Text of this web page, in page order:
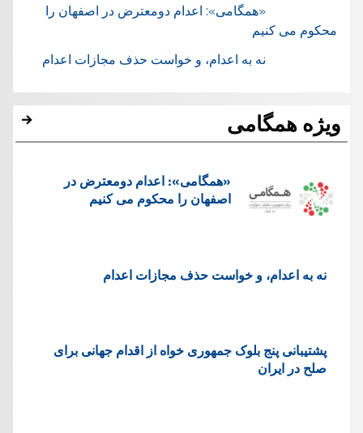
«همگامی»: اعدام دومعترض در اصفهان را
محکوم می کنیم
نه به اعدام، و خواست حذف مجازات اعدام
ویژه همگامی
«همگامی»: اعدام دومعترض در
اصفهان را محکوم می کنیم
نه به اعدام، و خواست حذف مجازات اعدام
پشتيبانی پنج بلوک جمهوری خواه از اقدام جهانی برای
صلح در ایران